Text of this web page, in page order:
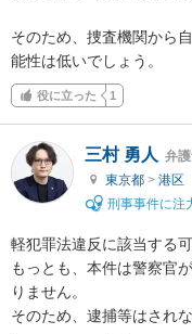
そのため、捜査機関から
能性は低いでしょう。
役に立った 1
三村 勇人 弁
東京都 > 港区
刑事事件に注
軽犯罪法違反に該当する
もっとも、本件は警察官
りません。
そのため、逮捕等はされ